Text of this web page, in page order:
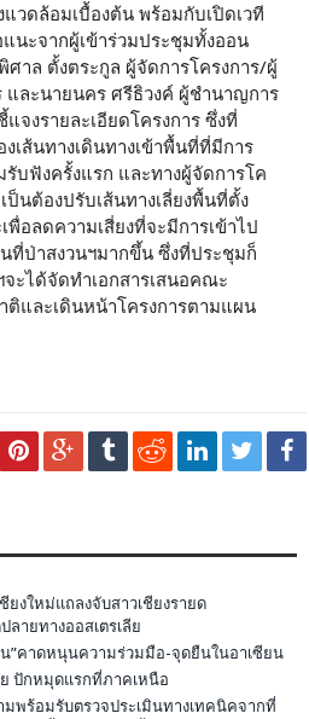
วดล้อมเบื้องต้น พร้อมกับเปิดเวที
นะจากผู้เข้าร่วมประชุมทั้งออน
าล ตั้งตระกูล ผู้จัดการโครงการ/ผู้
และนายนคร ศรีธิวงค์ ผู้ชำนาญการ
จงรายละเอียดโครงการ ซึ่งที่
เส้นทางเดินทางเข้าพื้นที่ที่มีการ
บฟังครั้งแรก และทางผู้จัดการโค
ป็นต้องปรับเส้นทางเลี่ยงพื้นที่ตั้ง
อลดความเสี่ยงที่จะมีการเข้าไป
ที่ป่าสงวนฯมากขึ้น ซึ่งที่ประชุมก็
จะได้จัดทำเอกสารเสนอคณะ
ติและเดินหน้าโครงการตามแผน
ยงใหม่แถลงจับสาวเชียงรายด
ายทางออสเตรเลีย
”คาดหนุนความร่วมมือ-จุดยืนในอาเซียน
ย ปักหมุดแรกที่ภาคเหนือ
พร้อมรับตรวจประเมินทางเทคนิคจากที่